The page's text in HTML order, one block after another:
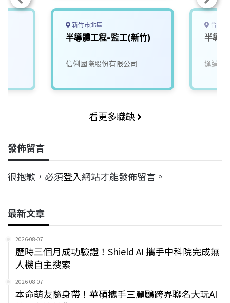
新竹市北區
半導體工程-監工(新竹)
信俐國際股份有限公司
台南
半導
逢達能
看更多職缺
發佈留言
很抱歉，必須登入網站才能發佈留言。
最新文章
2026-08-07
歷時三個月成功驗證！Shield AI 攜手中科院完成無
人機自主搜索
2026-08-07
本命萌友隨身帶！華碩攜手三麗鷗跨界聯名大玩AI